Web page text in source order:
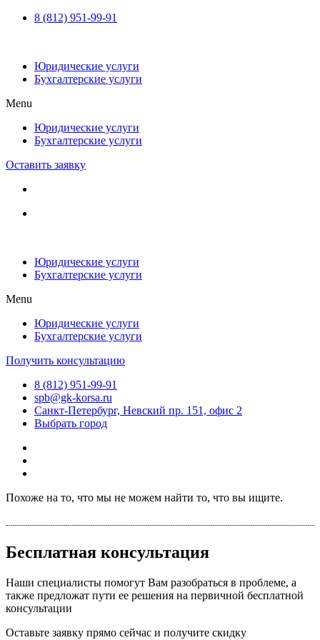
Перейти8 (812) 951-99-91
Юридические услуги
Бухгалтерские услуги
Menu
Юридические услуги
Бухгалтерские услуги
Оставить заявку
Юридические услуги
Бухгалтерские услуги
Menu
Юридические услуги
Бухгалтерские услуги
Получить консультацию
8 (812) 951-99-91
spb@gk-korsa.ru
Санкт-Петербург, Невский пр. 151, офис 2
Выбрать город
Похоже на то, что мы не можем найти то, что вы ищите.
Бесплатная консультация
Наши специалисты помогут Вам разобраться в проблеме, а
также предложат пути ее решения на первичной бесплатной
консультации
Оставьте заявку прямо сейчас и получите скидку